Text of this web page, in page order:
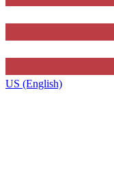
US (English)